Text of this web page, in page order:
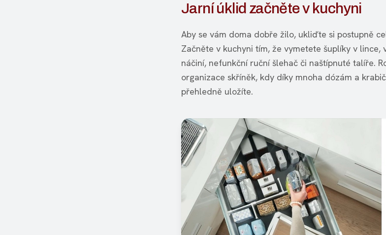
Jarní úklid začněte v kuchyni
Aby se vám doma dobře žilo, ukliďte si postupně
Začněte v kuchyni tím, že vymetete šuplíky v lince,
náčiní, nefunkční ruční šlehač či naštípnuté talíře.
organizace skříněk, kdy díky mnoha dózám a
přehledně uložíte.